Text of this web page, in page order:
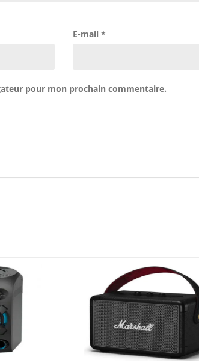
E-mail *
pour mon prochain commentaire.